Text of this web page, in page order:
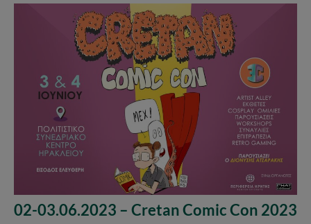
02-03.06.2023 – Cretan Comic Con 2023